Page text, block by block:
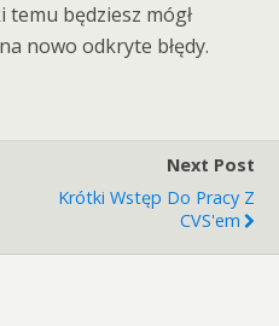
będziesz mógł
nowo odkryte błędy.
Next Post
Krótki Wstęp Do Pracy Z
CVS'em